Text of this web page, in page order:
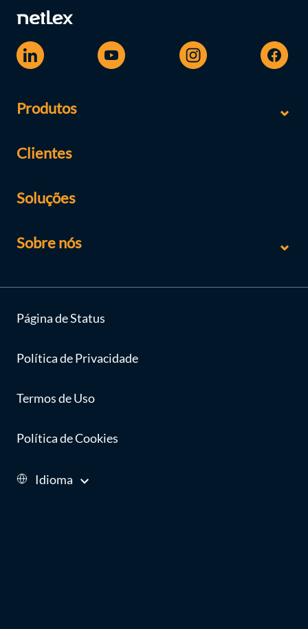
Página de Status
Política de Privacidade
Termos de Uso
Política de Cookies
Idioma
Produtos
Clientes
Soluções
Sobre nós